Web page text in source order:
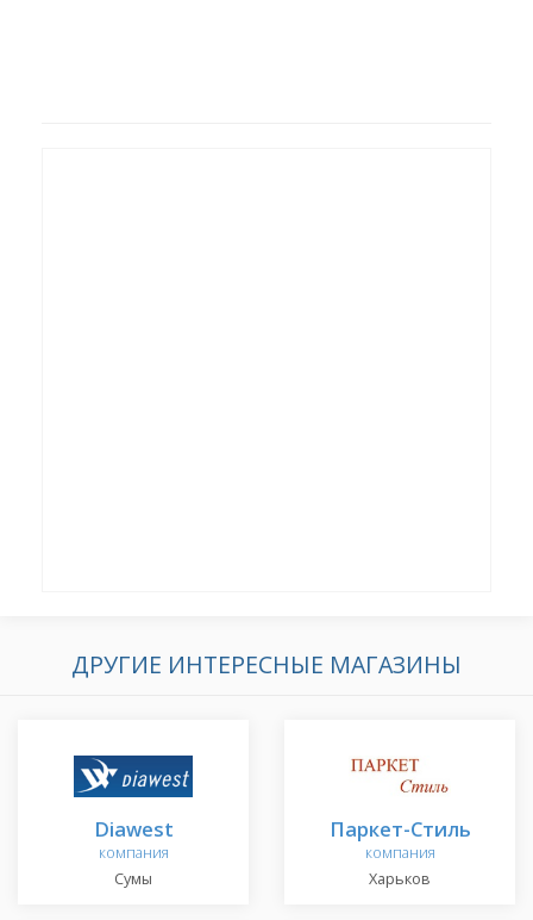
ДРУГИЕ ИНТЕРЕСНЫЕ МАГАЗИНЫ
Diawest
компания
Сумы
Паркет-Стиль
компания
Харьков